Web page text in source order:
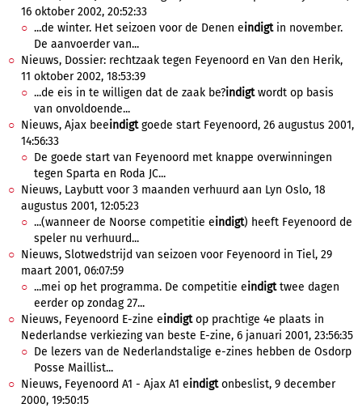
16 oktober 2002, 20:52:33
...de winter. Het seizoen voor de Denen eindigtin november.
De aanvoerder van...
Nieuws, Dossier: rechtzaak tegen Feyenoord en Van den Herik,
11 oktober 2002, 18:53:39
...de eis in te willigen dat de zaak be?indigtwordt op basis
van onvoldoende...
Nieuws, Ajax beeindigtgoede start Feyenoord, 26 augustus 2001,
14:56:33
De goede start van Feyenoord met knappe overwinningen
tegen Sparta en Roda JC...
Nieuws, Laybutt voor 3 maanden verhuurd aan Lyn Oslo, 18
augustus 2001, 12:05:23
...(wanneer de Noorse competitie eindigt) heeft Feyenoord de
speler nu verhuurd...
Nieuws, Slotwedstrijd van seizoen voor Feyenoord in Tiel, 29
maart 2001, 06:07:59
...mei op het programma. De competitie eindigttwee dagen
eerder op zondag 27...
Nieuws, Feyenoord E-zine eindigtop prachtige 4e plaats in
Nederlandse verkiezing van beste E-zine, 6 januari 2001, 23:56:35
De lezers van de Nederlandstalige e-zines hebben de Osdorp
Posse Maillist...
Nieuws, Feyenoord A1 - Ajax A1 eindigtonbeslist, 9 december
2000, 19:50:15